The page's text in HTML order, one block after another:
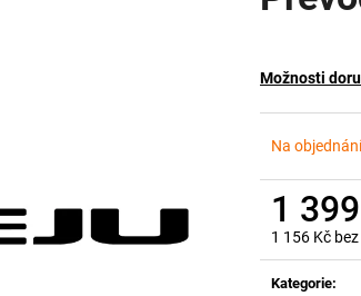
Možnosti
Na objednání
1
1 156 Kč bez
Měrná
cena:
Kategorie:
HLEDAT